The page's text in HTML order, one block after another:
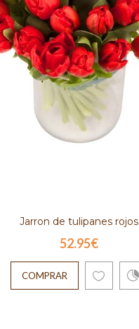
Jarron de tulipanes rojos
52.95€
COMPRAR